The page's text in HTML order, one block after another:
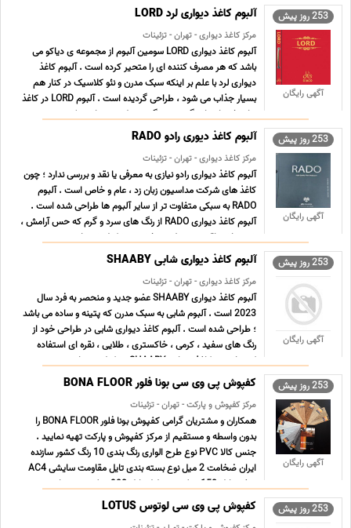
253 روز پیش
آگهی رایگان
آلبوم کاغذ دیواری لرد LORD
مرکز کاغذ دیواری - تهران - تزئینات
آلبوم کاغذ دیواری LORD سومین آلبوم از مجموعه ی دیاکو می
باشد که هر مصرف کننده ای را متحیر کرده است . آلبوم کاغذ
دیواری لرد با علم بر اینکه سبک مدرن و نئو کلاسیک در کنار هم
بسیار جذاب می شود ، طراحی گردیده است . آلبوم LORD در کاغذ
های خود از تناژ رنگی سرد و گرم به طور همزمان به ک ... ...
253 روز پیش
آگهی رایگان
آلبوم کاغذ دیوری رادو RADO
مرکز کاغذ دیواری - تهران - تزئینات
آلبوم کاغذ دیواری رادو نیازی به معرفی یا نقد و بررسی ندارد ؛ چون
کاغذ های شرکت مداسیون زبان زد ، عام و خاص است . آلبوم
RADO به سبکی متفاوت تر از سایر آلبوم ها طراحی شده است .
آلبوم کاغذ دیواری RADO از رنگ های سرد و گرم که حس آرامش ،
شور و اشتیاق به محیط می بخشد ، تشکیل شده است . ... ...
253 روز پیش
آگهی رایگان
آلبوم کاغذ دیواری شابی SHAABY
مرکز کاغذ دیواری - تهران - تزئینات
آلبوم کاغذ دیواری SHAABY عضو جدید و منحصر به فرد سال
2023 است . آلبوم شابی به سبک مدرن که پتینه و ساده می باشد
؛ طراحی شده است . آلبوم کاغذ دیواری شابی در طراحی خود از
رنگ های سفید ، کرمی ، خاکستری ، طلایی ، نقره ای استفاده
کرده است . کاغذ دیواری SHAABY تشکیل شده از جنس پی وی
سی ... ...
253 روز پیش
آگهی رایگان
کفپوش پی وی سی بونا فلور BONA FLOOR
مرکز کفپوش و پارکت - تهران - تزئینات
همکاران و مشتریان گرامی کفپوش بونا فلور BONA FLOOR را
بدون واسطه و مستقیم از مرکز کفپوش و پارکت تهیه نمایید .
جنس کالا PVC نوع طرح الواری رنگ بندی 10 رنگ کشور سازنده
ایران ضخامت 2 میل نوع بسته بندی تایل مقاومت سایشی AC4
عرض تایل 150 میلی متر طول تایل 900 میلی متر متراژ ... ...
253 روز پیش کفپوش پی وی سی لوتوس LOTUS